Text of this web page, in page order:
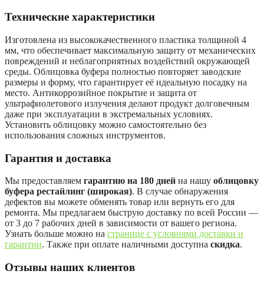
Технические характеристики
Изготовлена из высококачественного пластика толщиной 4
мм, что обеспечивает максимальную защиту от механических
повреждений и неблагоприятных воздействий окружающей
среды. Облицовка буфера полностью повторяет заводские
размеры и форму, что гарантирует её идеальную посадку на
место. Антикоррозийное покрытие и защита от
ультрафиолетового излучения делают продукт долговечным
даже при эксплуатации в экстремальных условиях.
Установить облицовку можно самостоятельно без
использования сложных инструментов.
Гарантия и доставка
Мы предоставляем гарантию на 180 дней на нашу облицовку
буфера рестайлинг (широкая). В случае обнаружения
дефектов вы можете обменять товар или вернуть его для
ремонта. Мы предлагаем быструю доставку по всей России —
от 3 до 7 рабочих дней в зависимости от вашего региона.
Узнать больше можно на странице с условиями доставки и
гарантии. Также при оплате наличными доступна скидка.
Отзывы наших клиентов